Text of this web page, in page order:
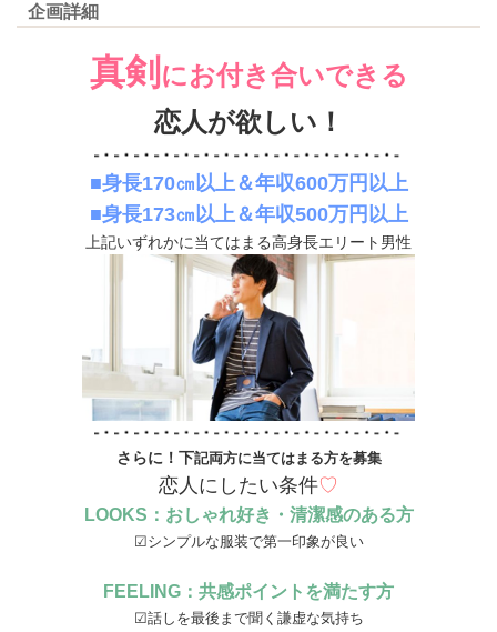
企画詳細
真剣 にお付き合いできる
恋人が欲しい！
■身長170㎝以上＆年収600万円以上
■身長173㎝以上＆年収500万円以上
上記いずれかに当てはまる高身長エリート男性
さらに！下記両方に当てはまる方を募集
恋人にしたい条件♡
LOOKS：おしゃれ好き・清潔感のある方
☑シンプルな服装で第一印象が良い
FEELING：共感ポイントを満たす方
☑話しを最後まで聞く謙虚な気持ち